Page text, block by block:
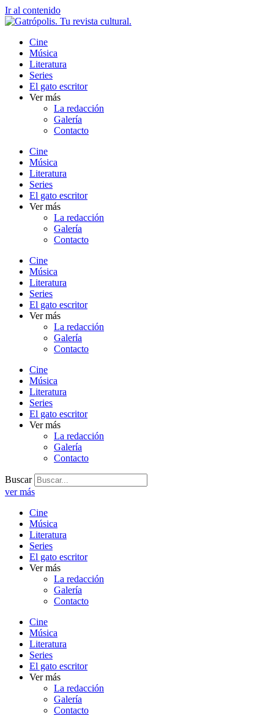
Ir al contenido
Cine
Música
Literatura
Series
El gato escritor
Ver más
La redacción
Galería
Contacto
Cine
Música
Literatura
Series
El gato escritor
Ver más
La redacción
Galería
Contacto
Cine
Música
Literatura
Series
El gato escritor
Ver más
La redacción
Galería
Contacto
Cine
Música
Literatura
Series
El gato escritor
Ver más
La redacción
Galería
Contacto
Buscar
ver más
Cine
Música
Literatura
Series
El gato escritor
Ver más
La redacción
Galería
Contacto
Cine
Música
Literatura
Series
El gato escritor
Ver más
La redacción
Galería
Contacto